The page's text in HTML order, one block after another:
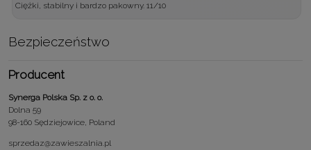
Ciężki, stabilny i bardzo pakowny. 11/10
Bezpieczeństwo
Producent
Synerga Polska Sp. z o. o.
Dolna 59
98-160 Sędziejowice, Poland
sprzedaz@zawieszalnia.pl